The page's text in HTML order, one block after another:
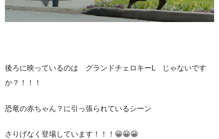
後ろに映っているのは グランドチェロキーL じゃないです
か？！！！
恐竜の赤ちゃん？に引っ張られているシーン
さりげなく登場しています！！！😀😀😀